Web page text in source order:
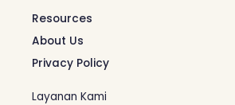
Resources
About Us
Privacy Policy
Layanan Kami